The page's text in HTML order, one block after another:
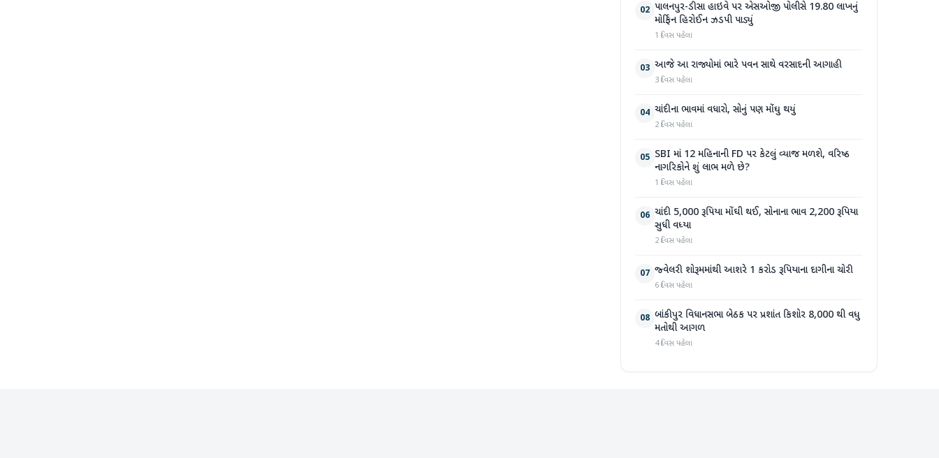
02 પાલનપુર-ડીસા હાઇવે પર એસઓજી પોલીસે 19.80 લાખનું
મોર્ફિન હિરોઈન ઝડપી પાડ્યું
1 દિવસ પહેલા
03 આજે આ રાજ્યોમાં ભારે પવન સાથે વરસાદની આગાહી
3 દિવસ પહેલા
04 ચાંદીના ભાવમાં વધારો, સોનું પણ મોંઘુ થયું
2 દિવસ પહેલા
05 SBI માં 12 મહિનાની FD પર કેટલું વ્યાજ મળશે, વરિષ્ઠ
નાગરિકોને શું લાભ મળે છે?
1 દિવસ પહેલા
06 ચાંદી 5,000 રૂપિયા મોંઘી થઈ, સોનાના ભાવ 2,200 રૂપિયા
સુધી વધ્યા
2 દિવસ પહેલા
07 જ્વેલરી શોરૂમમાંથી આશરે 1 કરોડ રૂપિયાના દાગીના ચોરી
6 દિવસ પહેલા
08 બાંકીપુર વિધાનસભા બેઠક પર પ્રશાંત કિશોર 8,000 થી વધુ
મતોથી આગળ
4 દિવસ પહેલા